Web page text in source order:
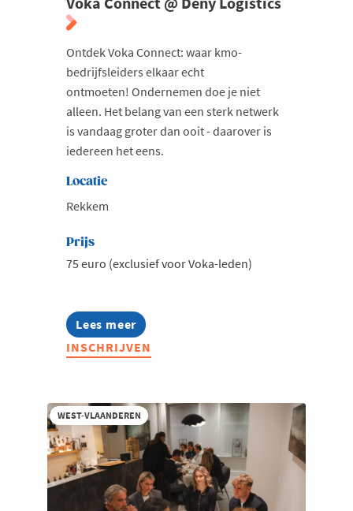
Ontdek Voka Connect: waar kmo-
bedrijfsleiders elkaar echt
ontmoeten! Ondernemen doe je niet
alleen. Het belang van een sterk netwerk
is vandaag groter dan ooit - daarover is
iedereen het eens.
Locatie
Rekkem
Prijs
75 euro (exclusief voor Voka-leden)
Lees meer
about
Voka
Connect
INSCHRIJVEN
WEST-VLAANDEREN